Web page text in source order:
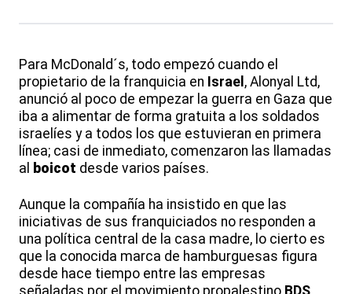
Para McDonald´s, todo empezó cuando el
propietario de la franquicia en Israel , Alonyal Ltd,
anunció al poco de empezar la guerra en Gaza que
iba a alimentar de forma gratuita a los soldados
israelíes y a todos los que estuvieran en primera
línea; casi de inmediato, comenzaron las llamadas
al boicot desde varios países.
Aunque la compañía ha insistido en que las
iniciativas de sus franquiciados no responden a
una política central de la casa madre, lo cierto es
que la conocida marca de hamburguesas figura
desde hace tiempo entre las empresas